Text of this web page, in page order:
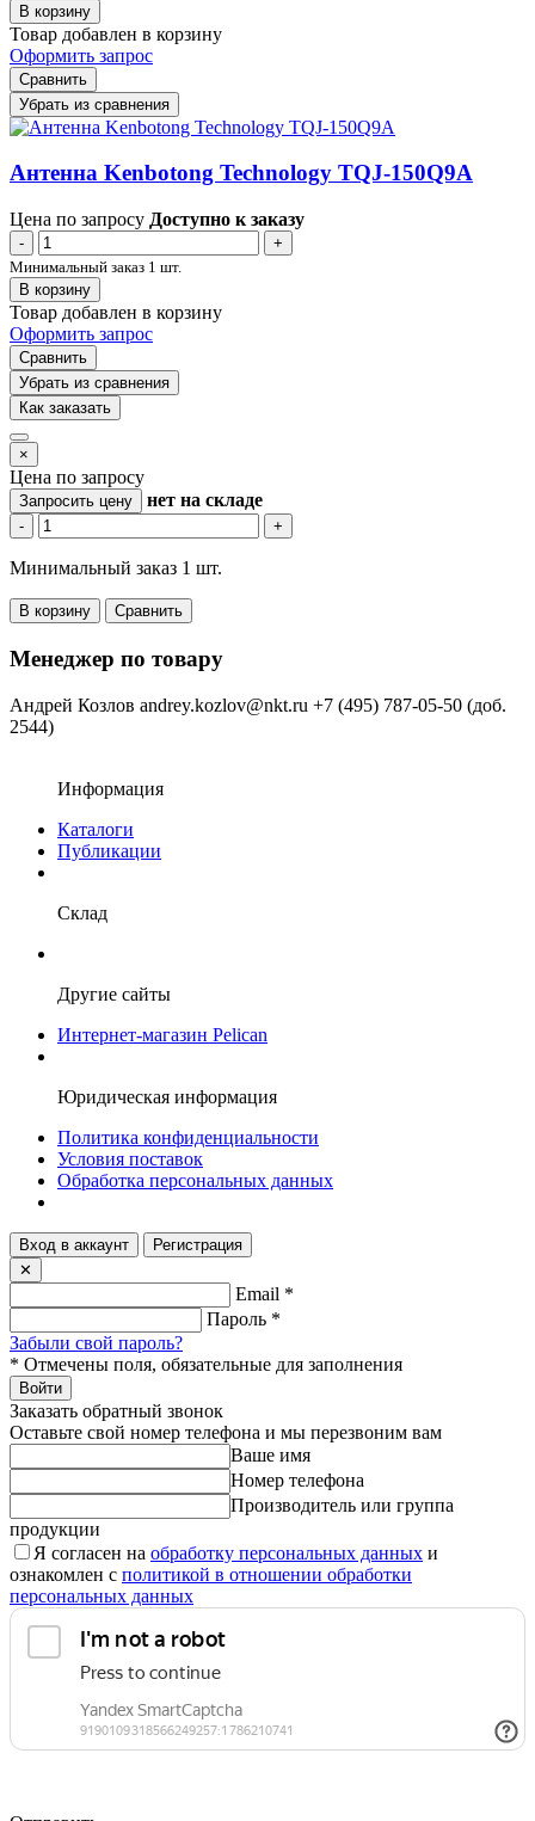
В корзину
Товар добавлен в корзину
Оформить запрос
Сравнить
Убрать из сравнения
Антенна Kenbotong Technology TQJ-150Q9A
Цена по запросу Доступно к заказу
-
+
Минимальный заказ 1 шт.
В корзину
Товар добавлен в корзину
Оформить запрос
Сравнить
Убрать из сравнения
Как заказать
×
Цена по запросу
Запросить цену нет на складе
- +
Минимальный заказ 1 шт.
В корзину Сравнить
Менеджер по товару
Андрей Козлов andrey.kozlov@nkt.ru +7 (495) 787-05-50 (доб.
2544)
Информация
Каталоги
Публикации
Склад
Другие сайты
Интернет-магазин Pelican
Юридическая информация
Политика конфиденциальности
Условия поставок
Обработка персональных данных
Вход в аккаунт
Регистрация
✕
Email *
Пароль *
Забыли свой пароль?
* Отмечены поля, обязательные для заполнения
Войти
Заказать обратный звонок
Оставьте свой номер телефона и мы перезвоним вам
Ваше имя
Номер телефона
Производитель или группа
продукции
Я согласен на обработку персональных данных и
ознакомлен с политикой в отношении обработки
персональных данных